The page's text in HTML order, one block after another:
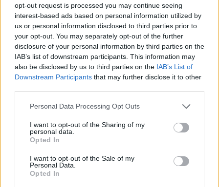
opt-out request is processed you may continue seeing
interest-based ads based on personal information utilized by
us or personal information disclosed to third parties prior to
your opt-out. You may separately opt-out of the further
disclosure of your personal information by third parties on the
IAB’s list of downstream participants. This information may
also be disclosed by us to third parties on the IAB’s List of
Downstream Participants that may further disclose it to other
Please note that this website/app uses one or more Google
not limited to your visit or usage behaviour. You may click to
grant or deny consent to Google and its third-party tags to
use your data for below specified purposes in below Google
consent section.
Personal Data Processing Opt Outs
I want to opt-out of the Sharing of my
personal data.
Opted In
I want to opt-out of the Sale of my
Personal Data.
Opted In